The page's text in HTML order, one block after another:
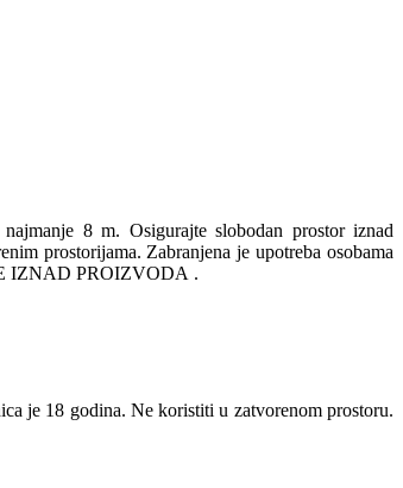
8 m. Osigurajte slobodan prostor iznad
prostorijama. Zabranjena je upotreba osobama
IZNAD PROIZVODA .
je 18 godina. Ne koristiti u zatvorenom prostoru.